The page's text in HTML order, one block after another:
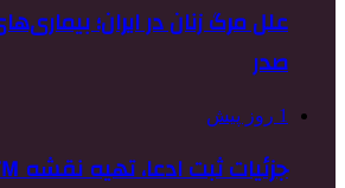
علل مرگ زنان در ایران؛
صدر
1 روز پیش